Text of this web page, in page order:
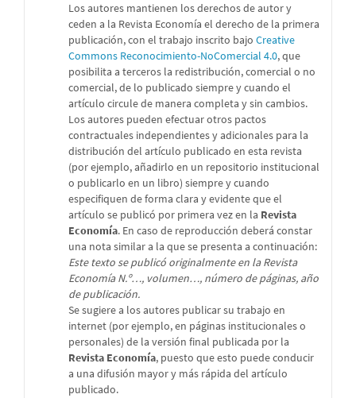
Los autores mantienen los derechos de autor y
ceden a la Revista Economía el derecho de la primera
publicación, con el trabajo inscrito bajo Creative
Commons Reconocimiento-NoComercial 4.0, que
posibilita a terceros la redistribución, comercial o no
comercial, de lo publicado siempre y cuando el
artículo circule de manera completa y sin cambios.
Los autores pueden efectuar otros pactos
contractuales independientes y adicionales para la
distribución del artículo publicado en esta revista
(por ejemplo, añadirlo en un repositorio institucional
o publicarlo en un libro) siempre y cuando
especifiquen de forma clara y evidente que el
artículo se publicó por primera vez en la Revista
Economía. En caso de reproducción deberá constar
una nota similar a la que se presenta a continuación:
Este texto se publicó originalmente en la Revista
Economía N.º…, volumen…, número de páginas, año
de publicación.
Se sugiere a los autores publicar su trabajo en
internet (por ejemplo, en páginas institucionales o
personales) de la versión final publicada por la
Revista Economía, puesto que esto puede conducir
a una difusión mayor y más rápida del artículo
publicado.